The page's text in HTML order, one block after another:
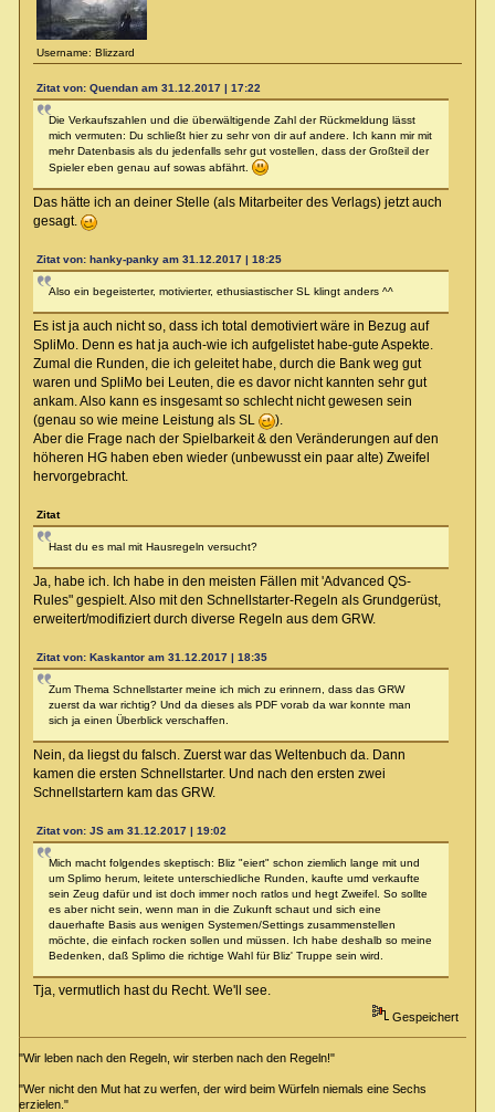
Username: Blizzard
Zitat von: Quendan am 31.12.2017 | 17:22
Die Verkaufszahlen und die überwältigende Zahl der Rückmeldung lässt
mich vermuten: Du schließt hier zu sehr von dir auf andere. Ich kann mir mit
mehr Datenbasis als du jedenfalls sehr gut vostellen, dass der Großteil der
Spieler eben genau auf sowas abfährt.
Das hätte ich an deiner Stelle (als Mitarbeiter des Verlags) jetzt auch
gesagt.
Zitat von: hanky-panky am 31.12.2017 | 18:25
Also ein begeisterter, motivierter, ethusiastischer SL klingt anders ^^
Es ist ja auch nicht so, dass ich total demotiviert wäre in Bezug auf
SpliMo. Denn es hat ja auch-wie ich aufgelistet habe-gute Aspekte.
Zumal die Runden, die ich geleitet habe, durch die Bank weg gut
waren und SpliMo bei Leuten, die es davor nicht kannten sehr gut
ankam. Also kann es insgesamt so schlecht nicht gewesen sein
(genau so wie meine Leistung als SL
).
Aber die Frage nach der Spielbarkeit & den Veränderungen auf den
höheren HG haben eben wieder (unbewusst ein paar alte) Zweifel
hervorgebracht.
Zitat
Hast du es mal mit Hausregeln versucht?
Ja, habe ich. Ich habe in den meisten Fällen mit 'Advanced QS-
Rules" gespielt. Also mit den Schnellstarter-Regeln als Grundgerüst,
erweitert/modifiziert durch diverse Regeln aus dem GRW.
Zitat von: Kaskantor am 31.12.2017 | 18:35
Zum Thema Schnellstarter meine ich mich zu erinnern, dass das GRW
zuerst da war richtig? Und da dieses als PDF vorab da war konnte man
sich ja einen Überblick verschaffen.
Nein, da liegst du falsch. Zuerst war das Weltenbuch da. Dann
kamen die ersten Schnellstarter. Und nach den ersten zwei
Schnellstartern kam das GRW.
Zitat von: JS am 31.12.2017 | 19:02
Mich macht folgendes skeptisch: Bliz "eiert" schon ziemlich lange mit und
um Splimo herum, leitete unterschiedliche Runden, kaufte umd verkaufte
sein Zeug dafür und ist doch immer noch ratlos und hegt Zweifel. So sollte
es aber nicht sein, wenn man in die Zukunft schaut und sich eine
dauerhafte Basis aus wenigen Systemen/Settings zusammenstellen
möchte, die einfach rocken sollen und müssen. Ich habe deshalb so meine
Bedenken, daß Splimo die richtige Wahl für Bliz' Truppe sein wird.
Tja, vermutlich hast du Recht. We'll see.
Gespeichert
"Wir leben nach den Regeln, wir sterben nach den Regeln!"
"Wer nicht den Mut hat zu werfen, der wird beim Würfeln niemals eine Sechs
erzielen."